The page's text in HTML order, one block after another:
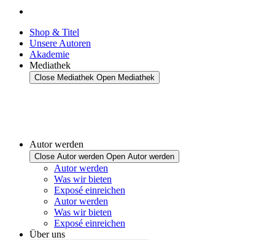
Shop & Titel
Unsere Autoren
Akademie
Mediathek
Close Mediathek Open Mediathek
Autor werden
Close Autor werden Open Autor werden
Autor werden
Was wir bieten
Exposé einreichen
Autor werden
Was wir bieten
Exposé einreichen
Über uns